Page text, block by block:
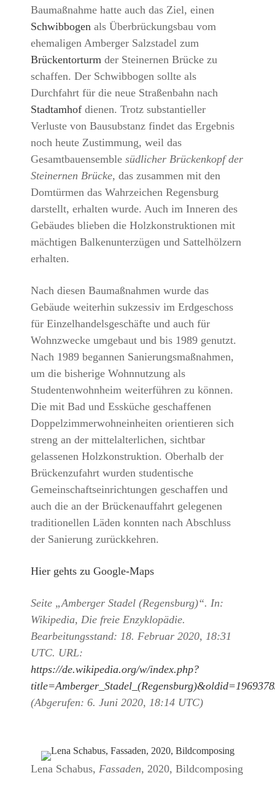
Baumaßnahme hatte auch das Ziel, einen
Schwibbogen als Überbrückungsbau vom
ehemaligen Amberger Salzstadel zum
Brückentorturm der Steinernen Brücke zu
schaffen. Der Schwibbogen sollte als
Durchfahrt für die neue Straßenbahn nach
Stadtamhof dienen. Trotz substantieller
Verluste von Bausubstanz findet das Ergebnis
noch heute Zustimmung, weil das
Gesamtbauensemble südlicher Brückenkopf der
Steinernen Brücke, das zusammen mit den
Domtürmen das Wahrzeichen Regensburg
darstellt, erhalten wurde. Auch im Inneren des
Gebäudes blieben die Holzkonstruktionen mit
mächtigen Balkenunterzügen und Sattelhölzern
erhalten.
Nach diesen Baumaßnahmen wurde das
Gebäude weiterhin sukzessiv im Erdgeschoss
für Einzelhandelsgeschäfte und auch für
Wohnzwecke umgebaut und bis 1989 genutzt.
Nach 1989 begannen Sanierungsmaßnahmen,
um die bisherige Wohnnutzung als
Studentenwohnheim weiterführen zu können.
Die mit Bad und Essküche geschaffenen
Doppelzimmerwohneinheiten orientieren sich
streng an der mittelalterlichen, sichtbar
gelassenen Holzkonstruktion. Oberhalb der
Brückenzufahrt wurden studentische
Gemeinschaftseinrichtungen geschaffen und
auch die an der Brückenauffahrt gelegenen
traditionellen Läden konnten nach Abschluss
der Sanierung zurückkehren.
Hier gehts zu Google-Maps
Seite „Amberger Stadel (Regensburg)“. In:
Wikipedia, Die freie Enzyklopädie.
Bearbeitungsstand: 18. Februar 2020, 18:31
UTC. URL:
https://de.wikipedia.org/w/index.php?
(Abgerufen: 6. Juni 2020, 18:14 UTC)
Lena Schabus, Fassaden, 2020, Bildcomposing